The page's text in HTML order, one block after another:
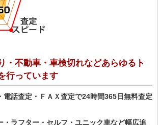
・不動車・車検切れなどあらゆるト
行っています
電話査定・ＦＡＸ査定で24時間365日無料査定
・ラフター・セルフ・ユニック車など幅広追